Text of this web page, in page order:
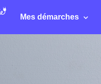
Mes démarches